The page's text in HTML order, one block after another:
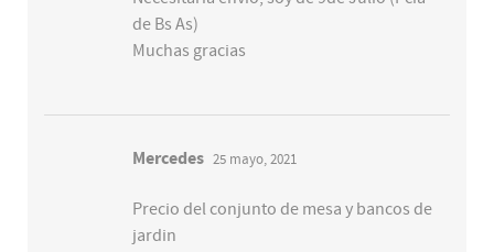
de Bs As)
Muchas gracias
Mercedes 25 mayo, 2021
Precio del conjunto de mesa y bancos de
jardin